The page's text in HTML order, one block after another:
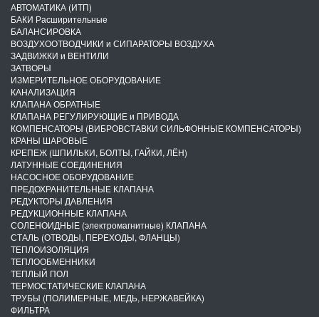
АВТОМАТИКА (ИТП)
БАКИ Расширительные
БАЛАНСИРОВКА
ВОЗДУХООТВОДЧИКИ и СИПАРАТОРЫ ВОЗДУХА
ЗАДВИЖКИ и ВЕНТИЛИ
ЗАТВОРЫ
ИЗМЕРИТЕЛЬНОЕ ОБОРУДОВАНИЕ
КАНАЛИЗАЦИЯ
КЛАПАНА ОБРАТНЫЕ
КЛАПАНА РЕГУЛИРУЮЩИЕ и ПРИВОДА
КОМПЕНСАТОРЫ (ВИБРОВСТАВКИ СИЛЬФОННЫЕ КОМПЕНСАТОРЫ)
КРАНЫ ШАРОВЫЕ
КРЕПЕЖ (ШПИЛЬКИ, БОЛТЫ, ГАЙКИ, ЛЁН)
ЛАТУННЫЕ СОЕДИНЕНИЯ
НАСОСНОЕ ОБОРУДОВАНИЕ
ПРЕДОХРАНИТЕЛЬНЫЕ КЛАПАНА
РЕДУКТОРЫ ДАВЛЕНИЯ
РЕДУКЦИОННЫЕ КЛАПАНА
СОЛЕНОИДНЫЕ (электромагнитные) КЛАПАНА
СТАЛЬ (ОТВОДЫ, ПЕРЕХОДЫ, ФЛАНЦЫ)
ТЕПЛОИЗОЛЯЦИЯ
ТЕПЛООБМЕННИКИ
ТЕПЛЫЙ ПОЛ
ТЕРМОСТАТИЧЕСКИЕ КЛАПАНА
ТРУБЫ (ПОЛИМЕРНЫЕ, МЕДЬ, НЕРЖАВЕЙКА)
ФИЛЬТРА